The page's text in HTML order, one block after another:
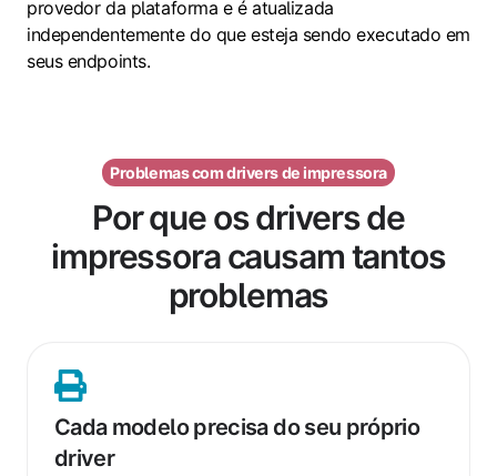
provedor da plataforma e é atualizada
independentemente do que esteja sendo executado em
seus endpoints.
Problemas com drivers de impressora
Por que os drivers de
impressora causam tantos
problemas
Cada modelo precisa do seu próprio
driver
Cada
precisa
do